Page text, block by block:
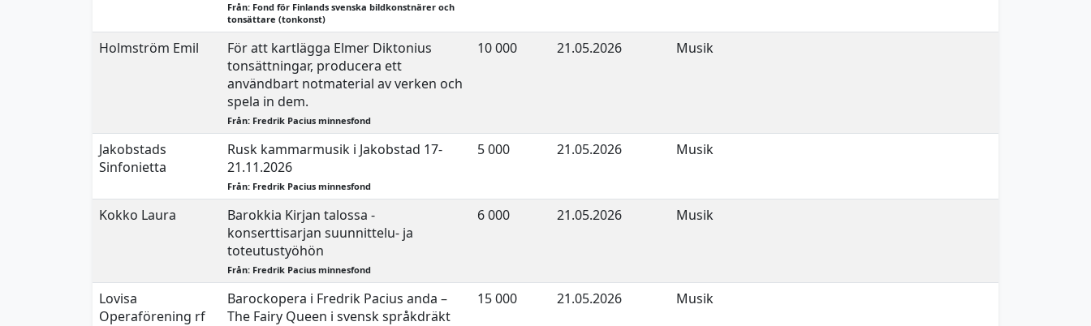
Från: Fond för Finlands svenska bildkonstnärer och
tonsättare (tonkonst)
Holmström Emil
För att kartlägga Elmer Diktonius
tonsättningar, producera ett
användbart notmaterial av verken och
spela in dem.
Från: Fredrik Pacius minnesfond
10 000 21.05.2026 Musik
Jakobstads
Sinfonietta
Rusk kammarmusik i Jakobstad 17-
21.11.2026
Från: Fredrik Pacius minnesfond
5 000 21.05.2026 Musik
Kokko Laura
Barokkia Kirjan talossa -
konserttisarjan suunnittelu- ja
toteutustyöhön
Från: Fredrik Pacius minnesfond
6 000 21.05.2026 Musik
Lovisa
Operaförening rf
Barockopera i Fredrik Pacius anda –
The Fairy Queen i svensk språkdräkt
15 000 21.05.2026 Musik